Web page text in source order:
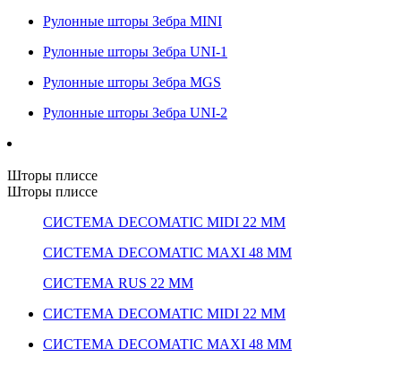
Рулонные шторы Зебра MINI
Рулонные шторы Зебра UNI-1
Рулонные шторы Зебра MGS
Рулонные шторы Зебра UNI-2
Шторы плиссе
Шторы плиссе
СИСТЕМА DECOMATIC MIDI 22 ММ
СИСТЕМА DECOMATIC MAXI 48 ММ
СИСТЕМА RUS 22 ММ
СИСТЕМА DECOMATIC MIDI 22 ММ
СИСТЕМА DECOMATIC MAXI 48 ММ